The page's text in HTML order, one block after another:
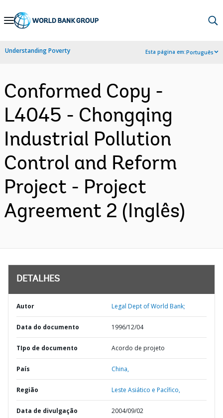
Skip
Navigation
Understanding Poverty Esta página em:Português
Conformed Copy -
L4045 - Chongqing
Industrial Pollution
Control and Reform
Project - Project
Agreement 2 (Inglês)
DETALHES
Autor Legal Dept of World Bank;
Data do documento 1996/12/04
TIpo de documento Acordo de projeto
País China,
Região Leste Asiático e Pacífico,
Data de divulgação 2004/09/02